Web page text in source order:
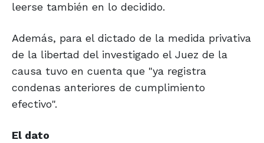
leerse también en lo decidido.
Además, para el dictado de la medida privativa
de la libertad del investigado el Juez de la
causa tuvo en cuenta que "ya registra
condenas anteriores de cumplimiento
efectivo".
El dato